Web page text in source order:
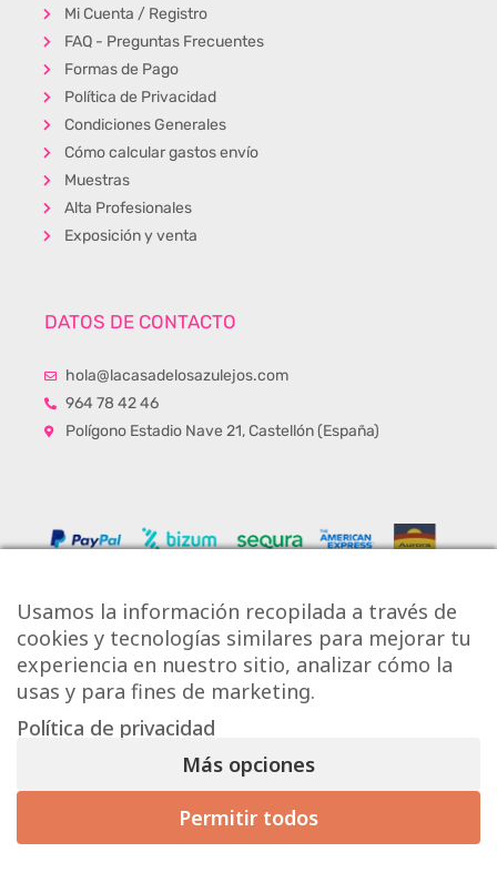
Mi Cuenta / Registro
FAQ - Preguntas Frecuentes
Formas de Pago
Política de Privacidad
Condiciones Generales
Cómo calcular gastos envío
Muestras
Alta Profesionales
Exposición y venta
DATOS DE CONTACTO
hola@lacasadelosazulejos.com
964 78 42 46
Polígono Estadio Nave 21, Castellón (España)
Copyright © Onlytiles S.L.
La Casa de los Azulejos ®
Diseño Web
Usamos la información recopilada a través de
cookies y tecnologías similares para mejorar tu
experiencia en nuestro sitio, analizar cómo la
usas y para fines de marketing.
Política de privacidad
Más opciones
Permitir todos